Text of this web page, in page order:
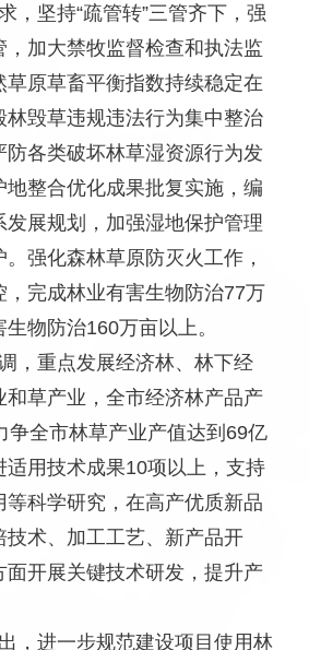
，坚持“疏管转”三管齐下，强
，加大禁牧监督检查和执法监
草原草畜平衡指数持续稳定在
林毁草违规违法行为集中整治
防各类破坏林草湿资源行为发
地整合优化成果批复实施，编
发展规划，加强湿地保护管理
强化森林草原防灭火工作，
，完成林业有害生物防治77万
物防治160万亩以上。
，重点发展经济林、林下经
和草产业，全市经济林产品产
争全市林草产业产值达到69亿
适用技术成果10项以上，支持
等科学研究，在高产优质新品
技术、加工工艺、新产品开
面开展关键技术研发，提升产
，进一步规范建设项目使用林